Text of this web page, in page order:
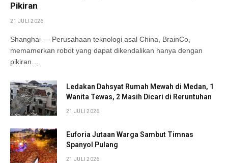
Pikiran
21 JULI 2026
Shanghai — Perusahaan teknologi asal China, BrainCo,
memamerkan robot yang dapat dikendalikan hanya dengan
pikiran…
Ledakan Dahsyat Rumah Mewah di Medan, 1
Wanita Tewas, 2 Masih Dicari di Reruntuhan
21 JULI 2026
Euforia Jutaan Warga Sambut Timnas
Spanyol Pulang
21 JULI 2026